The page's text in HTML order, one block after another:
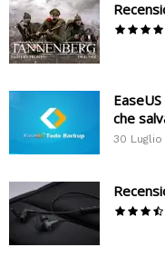
che
30 Luglio